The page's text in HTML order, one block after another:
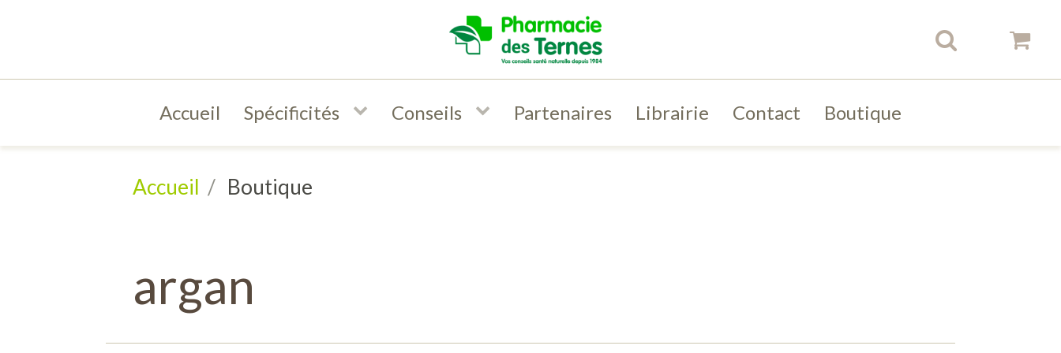
Accueil Spécificités Conseils Partenaires Librairie Contact Boutique
Accueil Boutique
argan